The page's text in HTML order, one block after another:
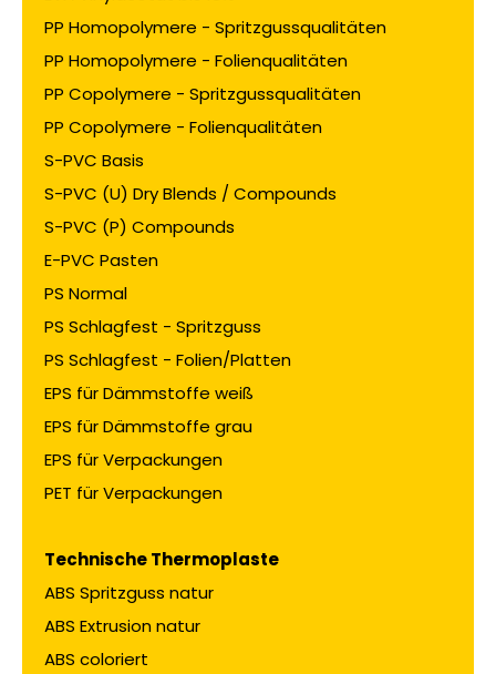
PP Homopolymere - Spritzgussqualitäten
PP Homopolymere - Folienqualitäten
PP Copolymere - Spritzgussqualitäten
PP Copolymere - Folienqualitäten
S-PVC Basis
S-PVC (U) Dry Blends / Compounds
S-PVC (P) Compounds
E-PVC Pasten
PS Normal
PS Schlagfest - Spritzguss
PS Schlagfest - Folien/Platten
EPS für Dämmstoffe weiß
EPS für Dämmstoffe grau
EPS für Verpackungen
PET für Verpackungen
Technische Thermoplaste
ABS Spritzguss natur
ABS Extrusion natur
ABS coloriert